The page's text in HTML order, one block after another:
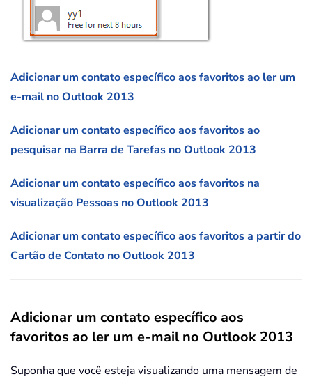
Adicionar um contato específico aos favoritos ao ler um
e-mail no Outlook 2013
Adicionar um contato específico aos favoritos ao
pesquisar na Barra de Tarefas no Outlook 2013
Adicionar um contato específico aos favoritos na
visualização Pessoas no Outlook 2013
Adicionar um contato específico aos favoritos a partir do
Cartão de Contato no Outlook 2013
Adicionar um contato específico aos
favoritos ao ler um e-mail no Outlook 2013
Suponha que você esteja visualizando uma mensagem de